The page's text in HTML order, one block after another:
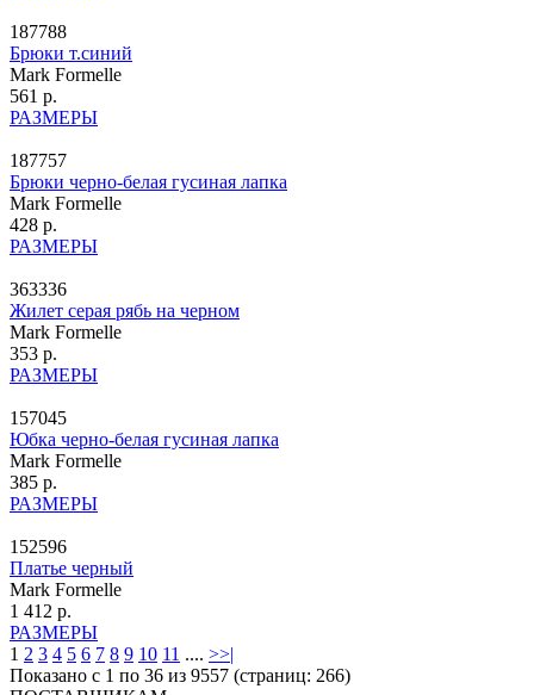
187788
Брюки т.синий
Mark Formelle
561 р.
РАЗМЕРЫ
187757
Брюки черно-белая гусиная лапка
Mark Formelle
428 р.
РАЗМЕРЫ
363336
Жилет серая рябь на черном
Mark Formelle
353 р.
РАЗМЕРЫ
157045
Юбка черно-белая гусиная лапка
Mark Formelle
385 р.
РАЗМЕРЫ
152596
Платье черный
Mark Formelle
1 412 р.
РАЗМЕРЫ
1 2 3 4 5 6 7 8 9 10 11 .... >>|
Показано с 1 по 36 из 9557 (страниц: 266)